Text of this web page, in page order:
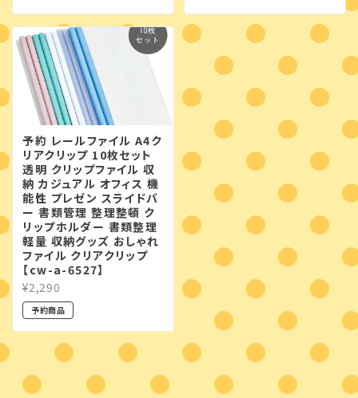
予約 レールファイル A4ク
リアクリップ 10枚セット
透明 クリップファイル 収
納 カジュアル オフィス 機
能性 プレゼン スライドバ
ー 書類管理 整理整頓 ク
リップホルダー 書類整理
軽量 収納グッズ おしゃれ
ファイル クリアクリップ
【cw-a-6527】
¥2,290
予約商品